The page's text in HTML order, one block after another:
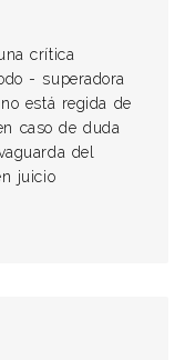
crítica
- superadora
está regida de
caso de duda
del
juicio